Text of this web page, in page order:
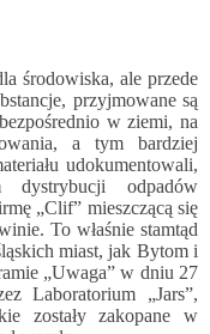
środowiska, ale przede
przyjmowane są
w ziemi, na
a tym bardziej
udokumentowali,
odpadów
„Clif” mieszczącą się
To właśnie stamtąd
miast, jak Bytom i
„Uwaga” w dniu 27
Laboratorium „Jars”,
zostały zakopane w